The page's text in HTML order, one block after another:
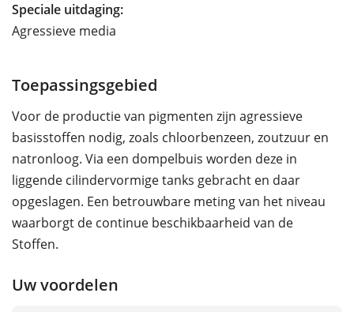
Speciale uitdaging:
Agressieve media
Toepassingsgebied
Voor de productie van pigmenten zijn agressieve
basisstoffen nodig, zoals chloorbenzeen, zoutzuur en
natronloog. Via een dompelbuis worden deze in
liggende cilindervormige tanks gebracht en daar
opgeslagen. Een betrouwbare meting van het niveau
waarborgt de continue beschikbaarheid van de
Stoffen.
Uw voordelen